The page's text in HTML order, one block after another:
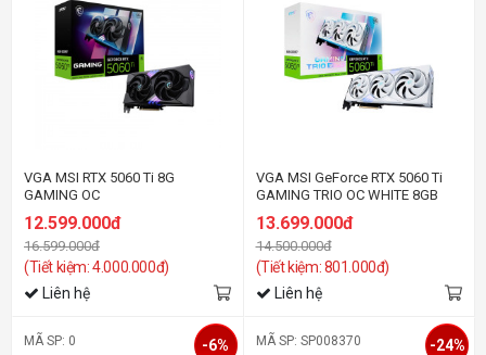
VGA MSI RTX 5060 Ti 8G
GAMING OC
12.599.000đ
16.599.000đ
(Tiết kiệm: 4.000.000đ)
Liên hệ
VGA MSI GeForce RTX 5060 Ti
GAMING TRIO OC WHITE 8GB
13.699.000đ
14.500.000đ
(Tiết kiệm: 801.000đ)
Liên hệ
MÃ SP: 0 -6% MÃ SP: SP008370 -24%